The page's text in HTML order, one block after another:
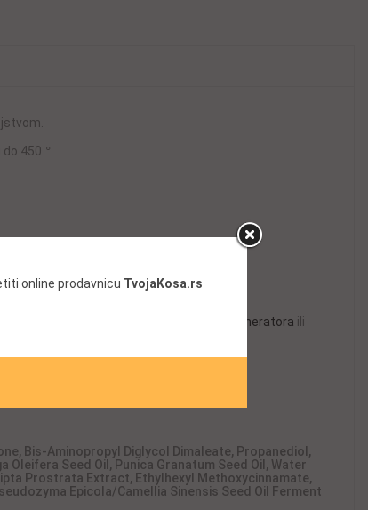
450 °
regeneratora ili
Bis-Aminopropyl Diglycol Dimaleate, Propanediol,
Seed Oil, Punica Granatum Seed Oil, Water
Prostrata Extract, Ethylhexyl Methoxycinnamate,
Epicola/Camellia Sinensis Seed Oil Ferment
online prodavnicu TvojaKosa.rs